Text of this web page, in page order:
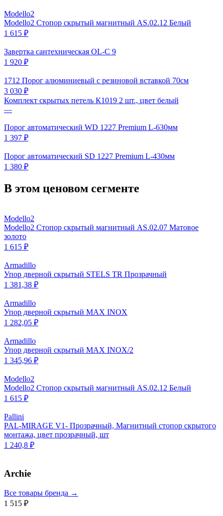
Modello2
Modello2 Стопор скрытый магнитный AS.02.12 Белый
1 615 ₽
Завертка сантехническая OL-C 9
1 920 ₽
1712 Порог алюминиевый с резиновой вставкой 70см
3 030 ₽
Комплект скрытых петель К1019 2 шт., цвет белый
—
Порог автоматический WD 1227 Premium L-630мм
1 397 ₽
Порог автоматический SD 1227 Premium L-430мм
1 380 ₽
В этом ценовом сегменте
Modello2
Modello2 Стопор скрытый магнитный AS.02.07 Матовое
золото
1 615 ₽
Armadillo
Упор дверной скрытый STELS TR Прозрачный
1 381,38 ₽
Armadillo
Упор дверной скрытый MAX INOX
1 282,05 ₽
Armadillo
Упор дверной скрытый MAX INOX/2
1 345,96 ₽
Modello2
Modello2 Стопор скрытый магнитный AS.02.12 Белый
1 615 ₽
Pallini
PAL-MIRAGE V1- Прозрачный, Магнитный стопор скрытого
монтажа, цвет прозрачный, шт
1 240,8 ₽
Archie
Все товары бренда →
1 515 ₽